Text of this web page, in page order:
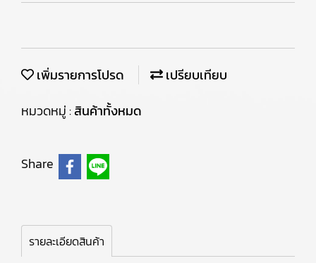
เพิ่มรายการโปรด
เปรียบเทียบ
หมวดหมู่ :สินค้าทั้งหมด
Share
รายละเอียดสินค้า